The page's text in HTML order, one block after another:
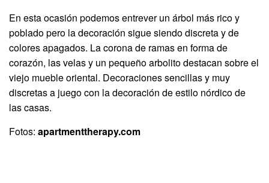
En esta ocasión podemos entrever un árbol más rico y
poblado pero la decoración sigue siendo discreta y de
colores apagados. La corona de ramas en forma de
corazón, las velas y un pequeño arbolito destacan sobre el
viejo mueble oriental. Decoraciones sencillas y muy
discretas a juego con la decoración de estilo nórdico de
las casas.
Fotos: apartmenttherapy.com